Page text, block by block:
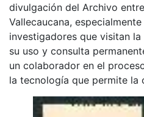
divulgación del Archivo
Vallecaucana,
investigadores que visitan
su uso y consulta
un colaborador en el
la tecnología que permite la